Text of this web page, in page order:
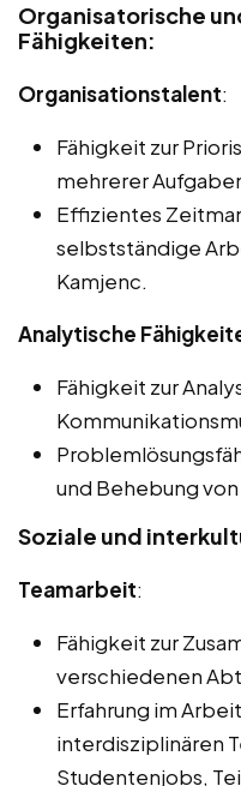
Organisatorische
Fähigkeiten:
Organisationstalent:
Fähigkeit zur
mehrerer
Effizientes
selbstständige
Kamjenc.
Analytische
Fähigkeit zur
und Behebung
Soziale und
Teamarbeit:
Fähigkeit zur
verschiedenen
Erfahrung im
interdisziplinären
Studentenjobs,